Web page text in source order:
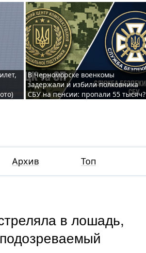
В Черноморске военкомы
задержали и избили полковника
СБУ на пенсии: пропали 55 тысяч?
Архив Топ
в лошадь,